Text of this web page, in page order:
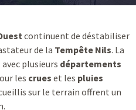
continuent de déstabiliser
de la Tempête Nils. La
plusieurs départements
les crues et les pluies
sur le terrain offrent un